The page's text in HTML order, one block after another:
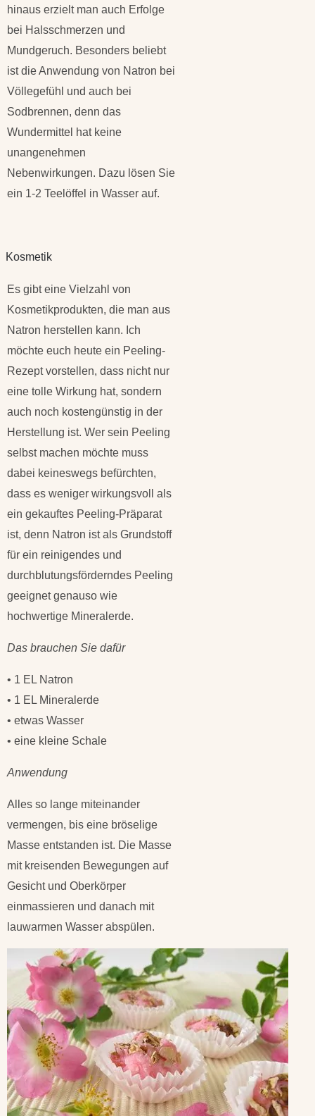
hinaus erzielt man auch Erfolge
bei Halsschmerzen und
Mundgeruch. Besonders beliebt
ist die Anwendung von Natron bei
Völlegefühl und auch bei
Sodbrennen, denn das
Wundermittel hat keine
unangenehmen
Nebenwirkungen. Dazu lösen Sie
ein 1-2 Teelöffel in Wasser auf.
Kosmetik
Es gibt eine Vielzahl von
Kosmetikprodukten, die man aus
Natron herstellen kann. Ich
möchte euch heute ein Peeling-
Rezept vorstellen, dass nicht nur
eine tolle Wirkung hat, sondern
auch noch kostengünstig in der
Herstellung ist. Wer sein Peeling
selbst machen möchte muss
dabei keineswegs befürchten,
dass es weniger wirkungsvoll als
ein gekauftes Peeling-Präparat
ist, denn Natron ist als Grundstoff
für ein reinigendes und
durchblutungsförderndes Peeling
geeignet genauso wie
hochwertige Mineralerde.
Das brauchen Sie dafür
• 1 EL Natron
• 1 EL Mineralerde
• etwas Wasser
• eine kleine Schale
Anwendung
Alles so lange miteinander
vermengen, bis eine bröselige
Masse entstanden ist. Die Masse
mit kreisenden Bewegungen auf
Gesicht und Oberkörper
einmassieren und danach mit
lauwarmen Wasser abspülen.